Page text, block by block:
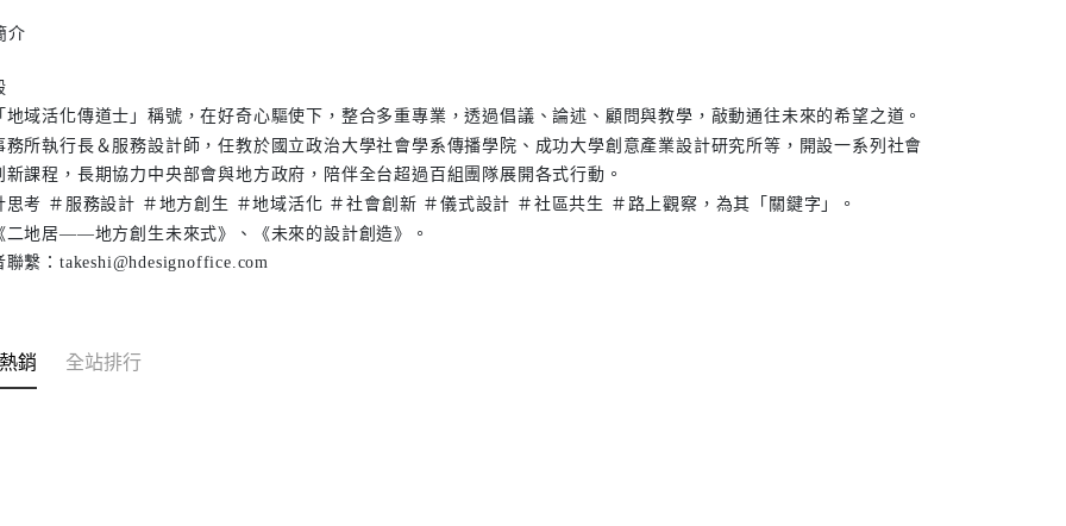
介
地域活化傳道士」稱號，在好奇心驅使下，整合多重專業，透過倡議、論述、顧問與教學，敲動通往未來的希望之道。
務所執行長＆服務設計師，任教於國立政治大學社會學系傳播學院、成功大學創意產業設計研究所等，開設一系列社會
新課程，長期協力中央部會與地方政府，陪伴全台超過百組團隊展開各式行動。
思考 ＃服務設計 ＃地方創生 ＃地域活化 ＃社會創新 ＃儀式設計 ＃社區共生 ＃路上觀察，為其「關鍵字」。
二地居――地方創生未來式》、《未來的設計創造》。
聯繫：takeshi@hdesignoffice.com
銷 全站排行